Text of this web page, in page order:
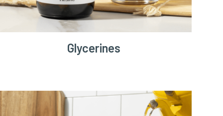
Glycerines